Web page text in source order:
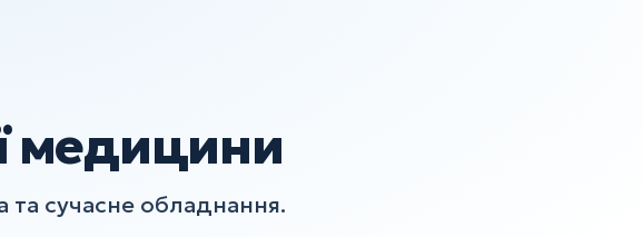
медицини
та сучасне обладнання.